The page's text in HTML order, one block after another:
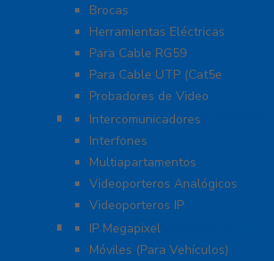
Brocas
Herramientas Eléctricas
Para Cable RG59
Para Cable UTP (Cat5e
Probadores de Video
Video Porteros E Interfonos
Intercomunicadores
Interfones
Multiapartamentos
Videoporteros Analógicos
Videoporteros IP
Kits- Sistemas Completos
IP Megapixel
Móviles (Para Vehículos)